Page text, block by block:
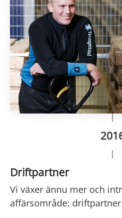
Driftpartner
Vi växer ännu mer och
affärsområde: